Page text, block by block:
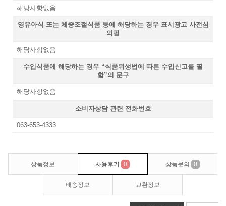
해당사항없음
영유아식 또는 체중조절식품 등에 해당하는 경우 표시광고 사전심
의필
해당사항없음
수입식품에 해당하는 경우 “식품위생법에 따른 수입신고를 필
함”의 문구
해당사항없음
소비자상담 관련 전화번호
063-653-4333
상품정보 사용후기 0 상품문의 0
배송정보 교환정보